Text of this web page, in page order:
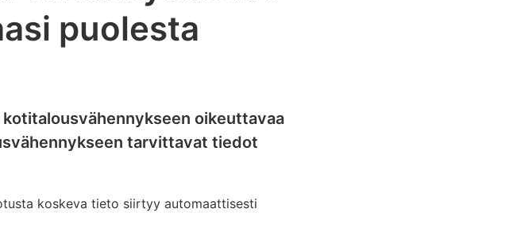
puolesta
oikeuttavaa
tarvittavat tiedot
koskeva tieto siirtyy automaattisesti